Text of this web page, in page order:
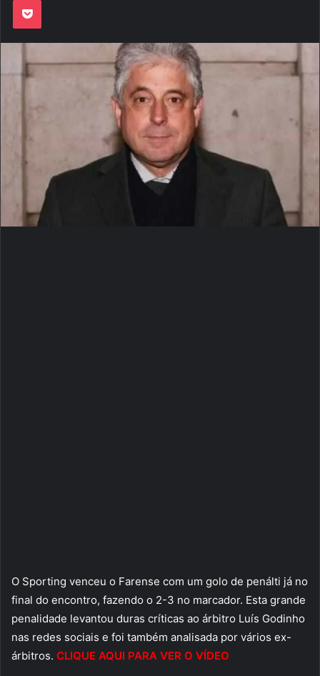
O Sporting venceu o Farense com um golo de penálti já no
final do encontro, fazendo o 2-3 no marcador. Esta grande
penalidade levantou duras críticas ao árbitro Luís Godinho
nas redes sociais e foi também analisada por vários ex-
árbitros. CLIQUE AQUI PARA VER O VÍDEO